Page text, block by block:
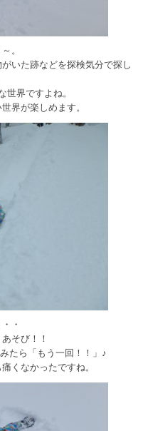
。
いた跡などを探検気分で探し
世界ですよね。
界が楽しめます。
・
そび！！
たら「もう一回！！」♪
くなかったですね。